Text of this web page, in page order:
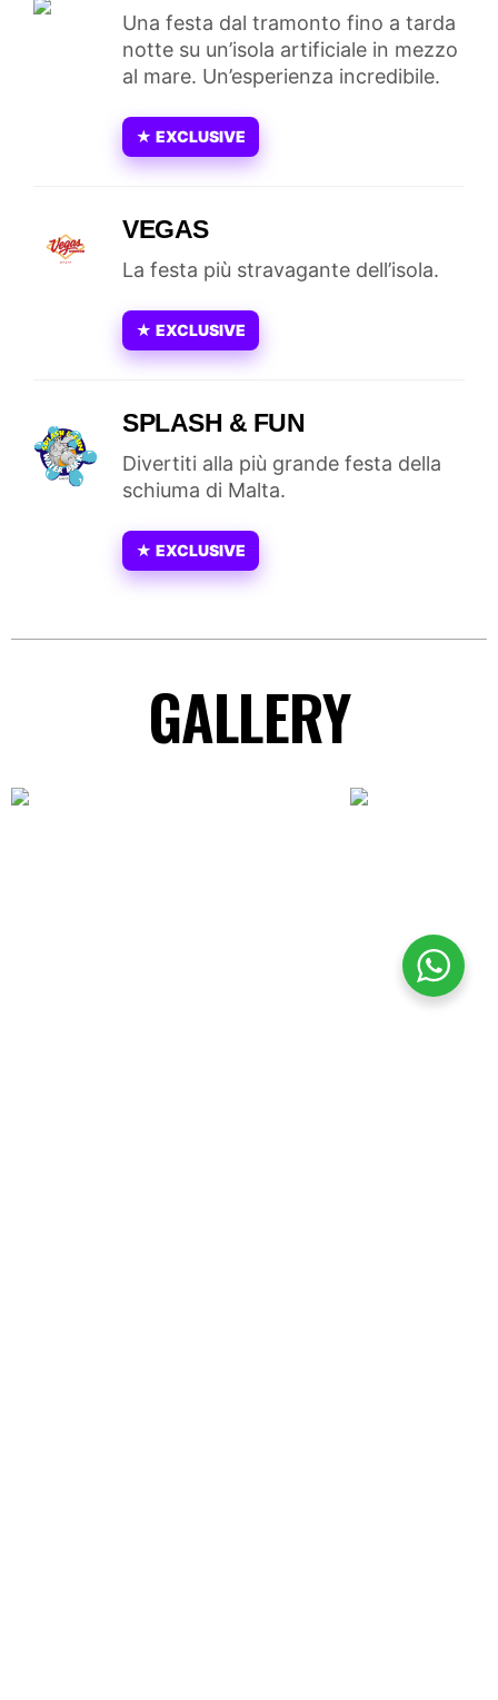
Una festa dal tramonto fino a tarda
notte su un’isola artificiale in mezzo
al mare. Un’esperienza incredibile.
★ EXCLUSIVE
VEGAS
La festa più stravagante dell’isola.
★ EXCLUSIVE
SPLASH & FUN
Divertiti alla più grande festa della
schiuma di Malta.
★ EXCLUSIVE
GALLERY